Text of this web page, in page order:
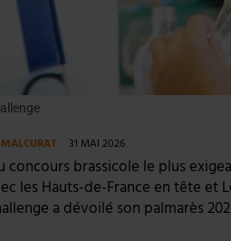
31 MAI 2026
concours brassicole le plus
les Hauts-de-France en tête et
a dévoilé son palmarès